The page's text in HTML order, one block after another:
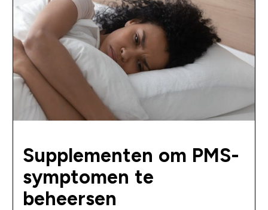
Supplementen om PMS-
symptomen te
beheersen